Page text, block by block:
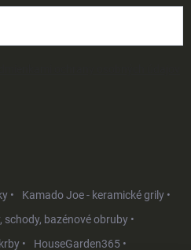
•
Kamado Joe - keramické grily •
schody, bazénové obruby •
•
HouseGarden365 •